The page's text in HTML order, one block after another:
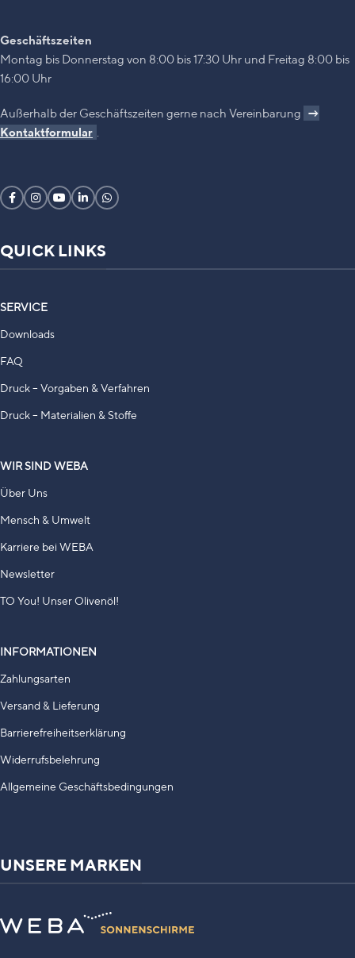
Geschäftszeiten
Montag bis Donnerstag von 8:00 bis 17:30 Uhr und Freitag 8:00 bis
16:00 Uhr
Außerhalb der Geschäftszeiten gerne nach Vereinbarung →
Kontaktformular
QUICK LINKS
SERVICE
Downloads
FAQ
Druck – Vorgaben & Verfahren
Druck – Materialien & Stoffe
WIR SIND WEBA
Über Uns
Mensch & Umwelt
Karriere bei WEBA
Newsletter
TO You! Unser Olivenöl!
INFORMATIONEN
Zahlungsarten
Versand & Lieferung
Barrierefreiheitserklärung
Widerrufsbelehrung
Allgemeine Geschäftsbedingungen
UNSERE MARKEN